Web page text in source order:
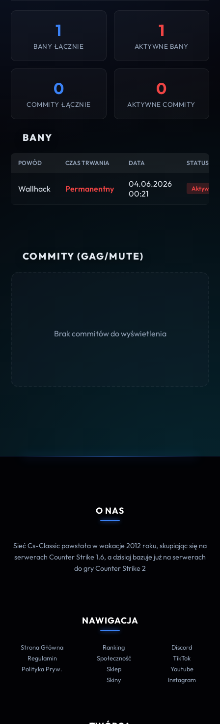
1
BANY ŁĄCZNIE
1
AKTYWNE BANY
0
COMMITY ŁĄCZNIE
0
AKTYWNE COMMITY
BANY
POWÓD CZAS TRWANIA DATA STATUS
Wallhack Permanentny
04.06.2026
00:21
Aktywny
COMMITY (GAG/MUTE)
Brak commitów do wyświetlenia
O NAS
Sieć Cs-Classic powstała w wakacje 2012 roku, skupiając się na
serwerach Counter Strike 1.6, a dzisiaj bazuje już na serwerach
do gry Counter Strike 2
NAWIGACJA
Strona Główna
Regulamin
Polityka Pryw.
Ranking
Społeczność
Sklep
Skiny
Discord
TikTok
Youtube
Instagram